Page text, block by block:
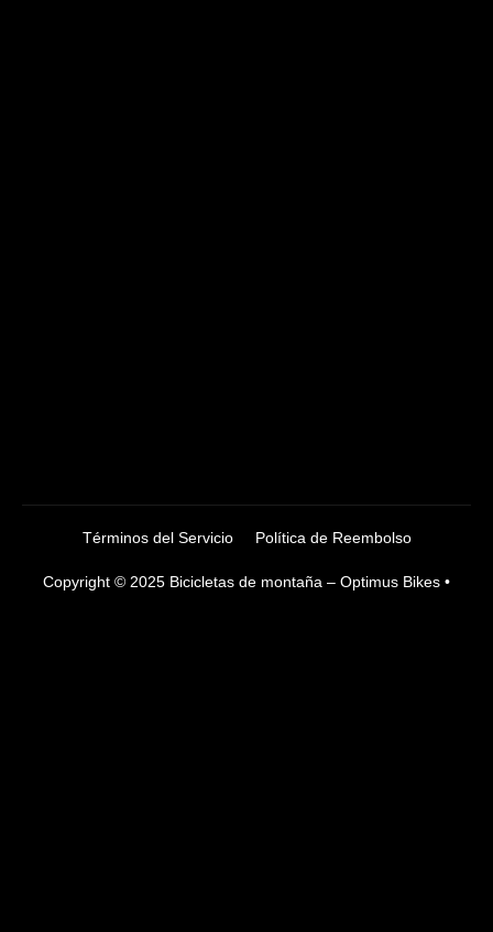
Copyright © 2025 Bicicletas de montaña – Optimus Bikes •
Términos del Servicio Política de Reembolso